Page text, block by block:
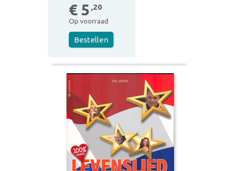
€ 5 ,20
Op voorraad
Bestellen